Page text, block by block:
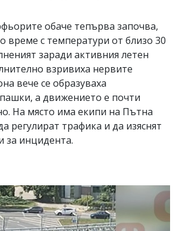
обаче тепърва започва,
време с температури от близо 30
заради активния летен
взривиха нервите
вече се образуваха
а движението е почти
На място има екипи на Пътна
регулират трафика и да изяснят
за инцидента.